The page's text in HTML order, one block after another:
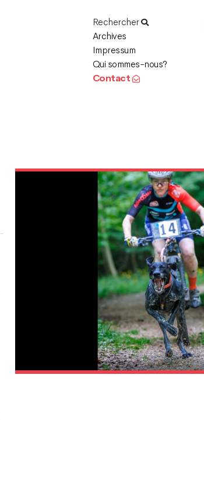
Rechercher
Archives
Impressum
Qui sommes-nous?
Contact